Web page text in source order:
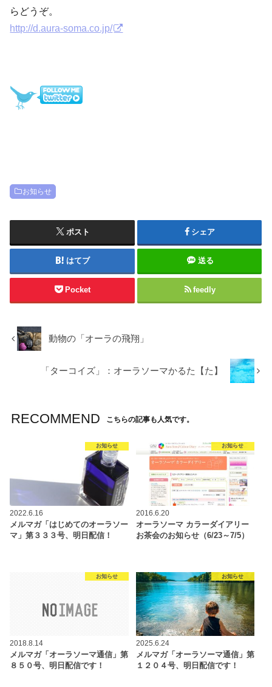
らどうぞ。
http://d.aura-soma.co.jp/
お知らせ
ポスト シェア
はてブ 送る
Pocket feedly
動物の「オーラの飛翔」
「ターコイズ」：オーラソーマかるた【た】
RECOMMEND こちらの記事も人気です。
お知らせ
2022.6.16
メルマガ「はじめてのオーラソー
マ」第３３３号、明日配信！
お知らせ
2016.6.20
オーラソーマ カラーダイアリー
お茶会のお知らせ（6/23～7/5）
お知らせ
2018.8.14
メルマガ「オーラソーマ通信」第
８５０号、明日配信です！
お知らせ
2025.6.24
メルマガ「オーラソーマ通信」第
１２０４号、明日配信です！